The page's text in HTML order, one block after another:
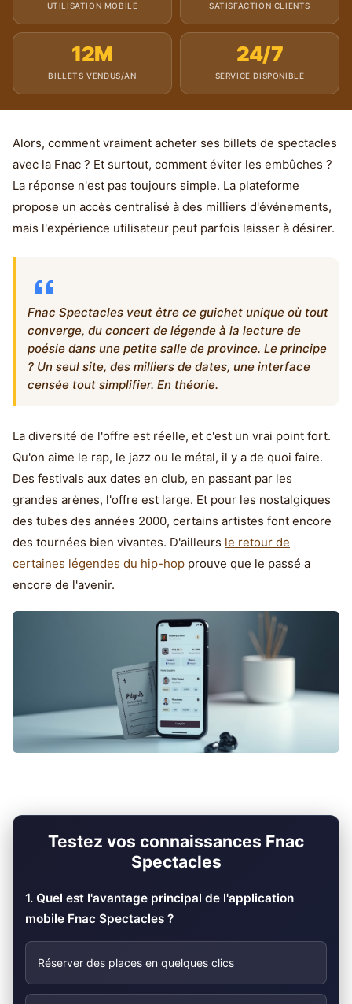
UTILISATION MOBILE SATISFACTION CLIENTS
12M
BILLETS VENDUS/AN
24/7
SERVICE DISPONIBLE
Alors, comment vraiment acheter ses billets de spectacles
avec la Fnac ? Et surtout, comment éviter les embûches ?
La réponse n'est pas toujours simple. La plateforme
propose un accès centralisé à des milliers d'événements,
mais l'expérience utilisateur peut parfois laisser à désirer.
Fnac Spectacles veut être ce guichet unique où tout
converge, du concert de légende à la lecture de
poésie dans une petite salle de province. Le principe
? Un seul site, des milliers de dates, une interface
censée tout simplifier. En théorie.
La diversité de l'offre est réelle, et c'est un vrai point fort.
Qu'on aime le rap, le jazz ou le métal, il y a de quoi faire.
Des festivals aux dates en club, en passant par les
grandes arènes, l'offre est large. Et pour les nostalgiques
des tubes des années 2000, certains artistes font encore
des tournées bien vivantes. D'ailleurs le retour de
certaines légendes du hip-hop prouve que le passé a
encore de l'avenir.
Testez vos connaissances Fnac
Spectacles
1. Quel est l'avantage principal de l'application
mobile Fnac Spectacles ?
Réserver des places en quelques clics